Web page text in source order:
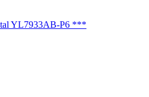
YL7933AB-P6 ***